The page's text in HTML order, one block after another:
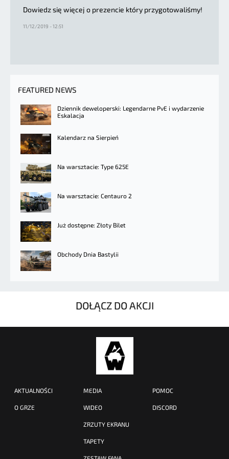
Dowiedz się więcej o prezencie który przygotowaliśmy!
11/12/2019 - 12:51
FEATURED NEWS
Dziennik deweloperski: Legendarne PvE i wydarzenie
Eskalacja
Kalendarz na Sierpień
Na warsztacie: Type 625E
Na warsztacie: Centauro 2
Już dostępne: Złoty Bilet
Obchody Dnia Bastylii
DOŁĄCZ DO AKCJI
AKTUALNOŚCI
O GRZE
MEDIA
WIDEO
ZRZUTY EKRANU
TAPETY
POMOC
DISCORD